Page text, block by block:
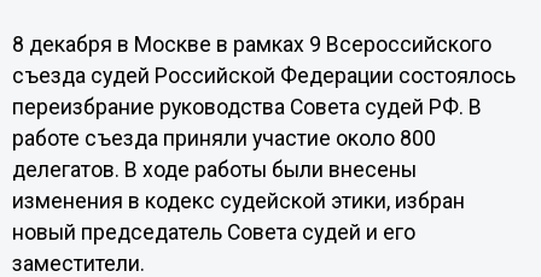
8 декабря в Москве в рамках 9 Всероссийского
съезда судей Российской Федерации состоялось
переизбрание руководства Совета судей РФ. В
работе съезда приняли участие около 800
делегатов. В ходе работы были внесены
изменения в кодекс судейской этики, избран
новый председатель Совета судей и его
заместители.